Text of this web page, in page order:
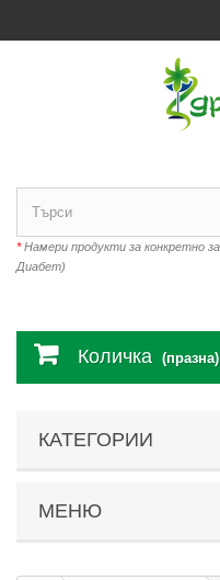
*Намери продукти за конкретно
Диабет)
Количка (празна)
КАТЕГОРИИ
МЕНЮ